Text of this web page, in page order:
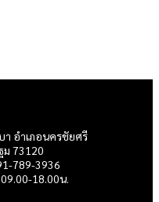
า อำเภอนครชัยศรี
73120
789-3936
18.00น.